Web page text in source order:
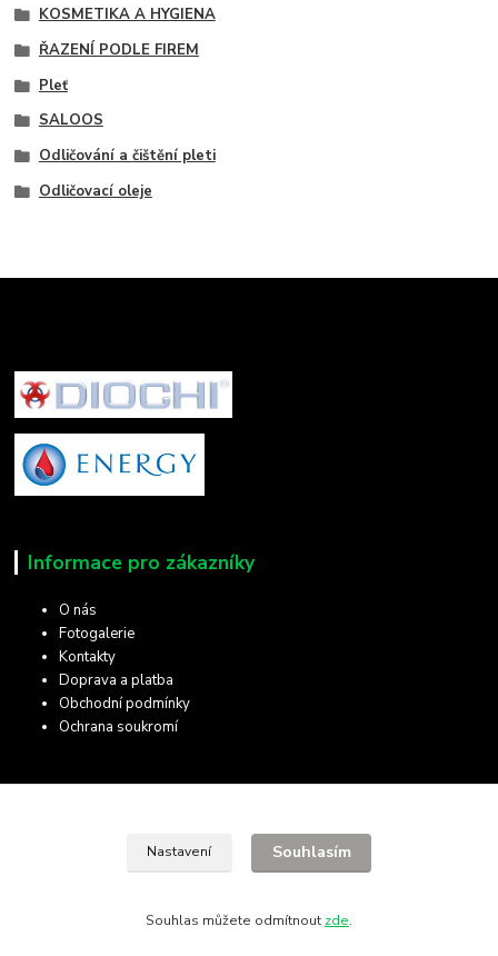
KOSMETIKA A HYGIENA
ŘAZENÍ PODLE FIREM
Pleť
SALOOS
Odličování a čištění pleti
Odličovací oleje
Informace pro zákazníky
O nás
Fotogalerie
Kontakty
Doprava a platba
Obchodní podmínky
Ochrana soukromí
Olomouc, 772 00
Nastavení Souhlasím
Souhlas můžete odmítnout zde.